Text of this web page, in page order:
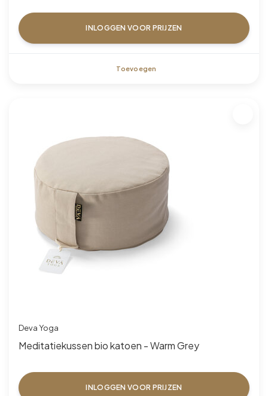
INLOGGEN VOOR PRIJZEN
Toevoegen
Deva Yoga
Meditatiekussen bio katoen - Warm Grey
INLOGGEN VOOR PRIJZEN